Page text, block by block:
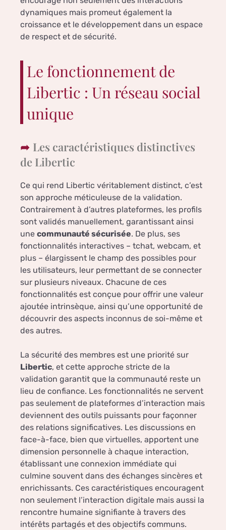
dynamiques mais promeut également la
croissance et le développement dans un espace
de respect et de sécurité.
Le fonctionnement de
Libertic : Un réseau social
unique
Les caractéristiques distinctives
de Libertic
Ce qui rend Libertic véritablement distinct, c’est
son approche méticuleuse de la validation.
Contrairement à d’autres plateformes, les profils
sont validés manuellement, garantissant ainsi
une communauté sécurisée. De plus, ses
fonctionnalités interactives – tchat, webcam, et
plus – élargissent le champ des possibles pour
les utilisateurs, leur permettant de se connecter
sur plusieurs niveaux. Chacune de ces
fonctionnalités est conçue pour offrir une valeur
ajoutée intrinsèque, ainsi qu’une opportunité de
découvrir des aspects inconnus de soi-même et
des autres.
La sécurité des membres est une priorité sur
Libertic, et cette approche stricte de la
validation garantit que la communauté reste un
lieu de confiance. Les fonctionnalités ne servent
pas seulement de plateformes d’interaction mais
deviennent des outils puissants pour façonner
des relations significatives. Les discussions en
face-à-face, bien que virtuelles, apportent une
dimension personnelle à chaque interaction,
établissant une connexion immédiate qui
culmine souvent dans des échanges sincères et
enrichissants. Ces caractéristiques encouragent
non seulement l’interaction digitale mais aussi la
rencontre humaine signifiante à travers des
intérêts partagés et des objectifs communs.